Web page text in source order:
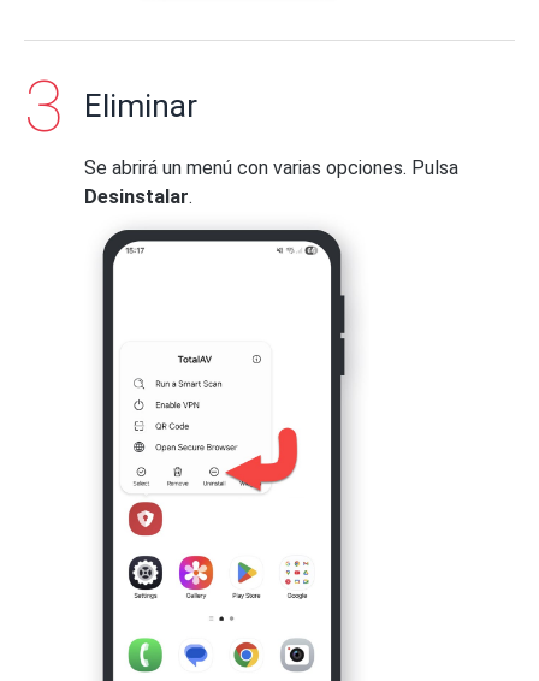
Eliminar
Se abrirá un menú con varias opciones. Pulsa
Desinstalar.